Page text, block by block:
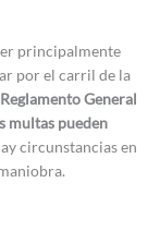
principalmente
por el carril de la
General
multas pueden
circunstancias en